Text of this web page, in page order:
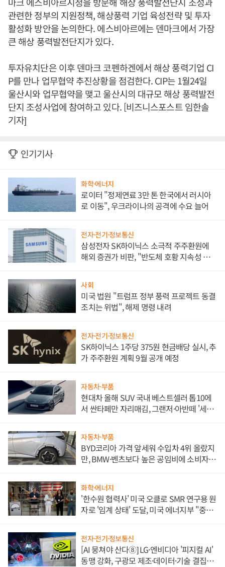
관련한 정부의 지원정책, 해상풍력 기업 육성전략 및 투자
활성화 방안을 논의한다. 에스비아르에는 덴마크에서 가장
큰 해상 풍력발전단지가 있다.
투자유치단은 이후 덴마크 코펜하겐에서 해상 풍력기업 CI
P를 만나 업무협약 추진상황을 점검한다. CIP는 1월24일
울산시와 업무협약을 맺고 울산시의 대규모 해상 풍력발전
단지 조성사업에 참여하고 있다. [비즈니스포스트 임한솔
기자]
인기기사
화학·에너지
로이터 "정제연료 3만 톤 한국에서 러시아
로 이동", 우크라이나의 공격에 수요 늘어
전자·전기·정보통신
삼성전자 SK하이닉스 소극적 주주환원에
해외 증권가 비판, "반도체 호황 지속성 의
사회
미국 법원 "트럼프 정부 풍력 프로젝트 동결
조치는 위법", 해제 명령 내려
전자·전기·정보통신
SK하이닉스 1주당 375원 현금배당 실시, 추
가 주주환원 계획 9월 공개 예정
자동차·부품
현대차 올해 SUV 국내 베스트셀러 톱10에
서 싼타페만 자리매김, 그랜저·아반떼 '세단
자동차·부품
BYD코리아 가격 앞세워 수입차 4위 올랐지
만, BMW·벤츠보다 높은 공임비에 소비자
화학·에너지
'한수원 협력사' 미국 오클로 SMR 연구용 원
자로 '임계 상태' 도달, 미국 에너지부 "중요
전자·전기·정보통신
[AI 뭉쳐야 산다⑧] LG·엔비디아 '피지컬 AI'
동맹 강화, 구광모 제조·데이터·기술 결집